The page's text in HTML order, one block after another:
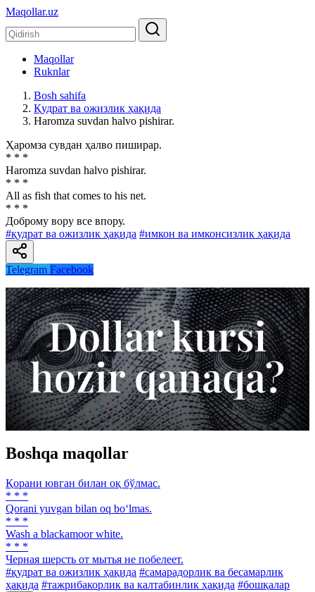
Maqollar.uz
Maqollar
Ruknlar
Bosh sahifa
Қудрат ва ожизлик ҳақида
Haromza suvdan halvo pishirar.
Ҳаромза сувдан ҳалво пиширар.
* * *
Haromza suvdan halvo pishirar.
* * *
All as fish that comes to his net.
* * *
Доброму вору все впору.
#қудрат ва ожизлик ҳақида #имкон ва имконсизлик ҳақида
Telegram Facebook
Boshqa maqollar
Қорани ювган билан оқ бўлмас.
* * *
Qorani yuvgan bilan oq bo‘lmas.
* * *
Wash a blackamoor white.
* * *
Черная шерсть от мытья не побелеет.
#қудрат ва ожизлик ҳақида #самарадорлик ва бесамарлик
ҳақида #тажрибакорлик ва калтабинлик ҳақида #бошқалар